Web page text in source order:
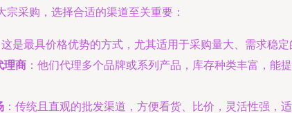
宗采购，选择合适的渠道至关重要：
这是最具价格优势的方式，尤其适用于采购量大、需求稳
理商 ：他们代理多个品牌或系列产品，库存种类丰富，能
：传统且直观的批发渠道，方便看货、比价，灵活性强，